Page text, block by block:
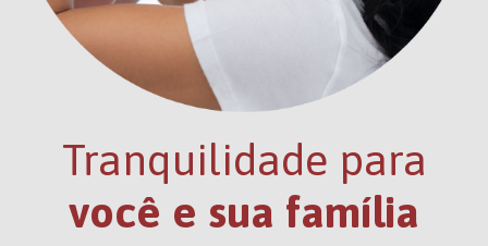
Tranquilidade para
você e sua família